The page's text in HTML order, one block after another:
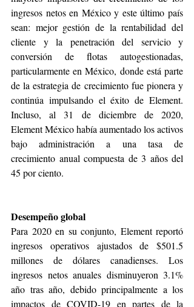
ingresos netos en México y este último país
sean: mejor gestión de la rentabilidad del
cliente y la penetración del servicio y
conversión de flotas autogestionadas,
particularmente en México, donde está parte
de la estrategia de crecimiento fue pionera y
continúa impulsando el éxito de Element.
Incluso, al 31 de diciembre de 2020,
Element México había aumentado los activos
bajo administración a una tasa de
crecimiento anual compuesta de 3 años del
45 por ciento.
Desempeño global
Para 2020 en su conjunto, Element reportó
ingresos operativos ajustados de $501.5
millones de dólares canadienses. Los
ingresos netos anuales disminuyeron 3.1%
año tras año, debido principalmente a los
impactos de COVID-19 en partes de la